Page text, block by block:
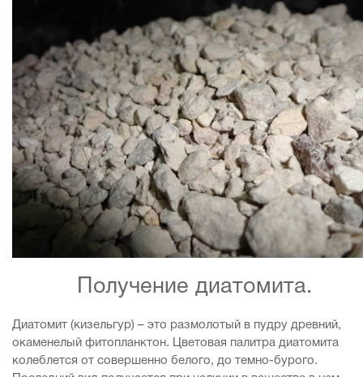
Получение диатомита.
Диатомит (кизельгур) – это размолотый в пудру древний,
окаменелый фитопланктон. Цветовая палитра диатомита
колеблется от совершенно белого, до темно-бурого.